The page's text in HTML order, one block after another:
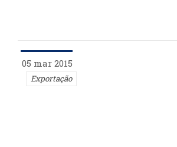
05 mar 2015
Exportação